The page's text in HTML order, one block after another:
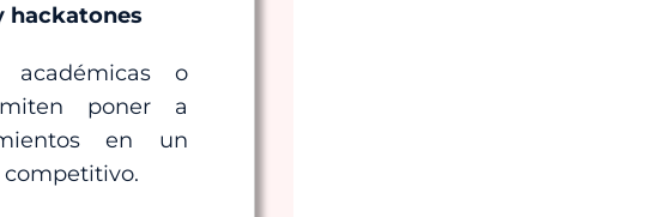
hackatones
académicas o
poner a
en un